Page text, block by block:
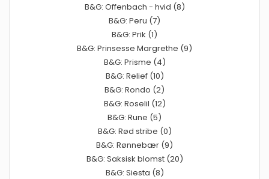
B&G: Offenbach - hvid (8)
B&G: Peru (7)
B&G: Prik (1)
B&G: Prinsesse Margrethe (9)
B&G: Prisme (4)
B&G: Relief (10)
B&G: Rondo (2)
B&G: Roselil (12)
B&G: Rune (5)
B&G: Rød stribe (0)
B&G: Rønnebær (9)
B&G: Saksisk blomst (20)
B&G: Siesta (8)